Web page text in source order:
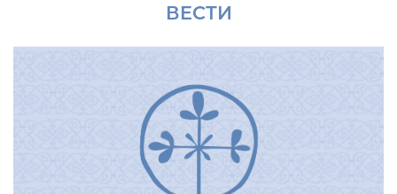
ВЕСТИ